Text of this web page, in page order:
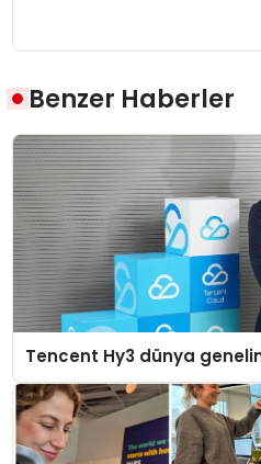
Benzer Haberler
Tencent Hy3 dünya